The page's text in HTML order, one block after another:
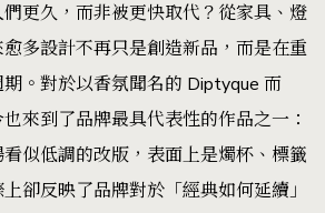
更久，而非被更快取代？從家具、燈
多設計不再只是創造新品，而是在重
。對於以香氛聞名的 Diptyque 而
來到了品牌最具代表性的作品之一：
似低調的改版，表面上是燭杯、標籤
卻反映了品牌對於「經典如何延續」